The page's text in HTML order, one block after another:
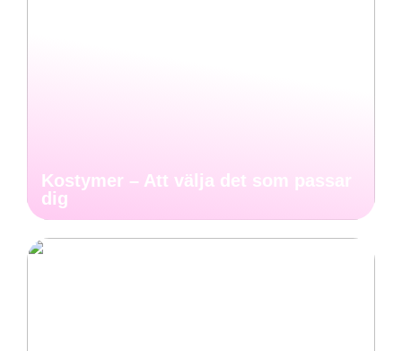
Kostymer – Att välja det som passar
dig